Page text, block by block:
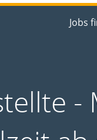
Jobs
-